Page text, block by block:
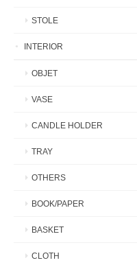
STOLE
INTERIOR
OBJET
VASE
CANDLE HOLDER
TRAY
OTHERS
BOOK/PAPER
BASKET
CLOTH